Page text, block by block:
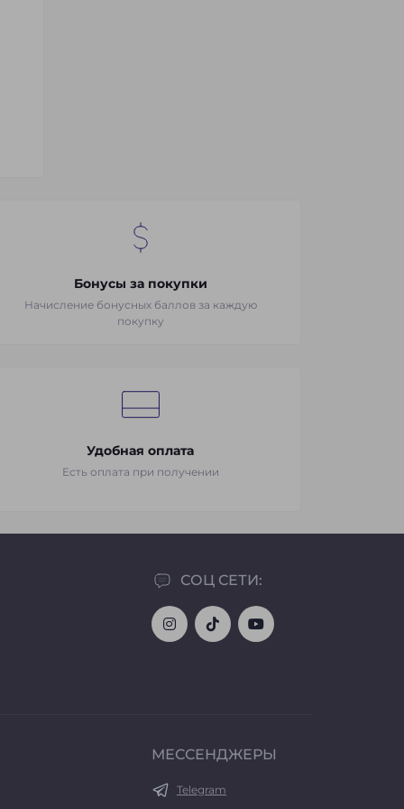
Бонусы за покупки
Начисление бонусных баллов за каждую
покупку
Удобная оплата
Есть оплата при получении
СОЦ СЕТИ:
МЕССЕНДЖЕРЫ
Telegram